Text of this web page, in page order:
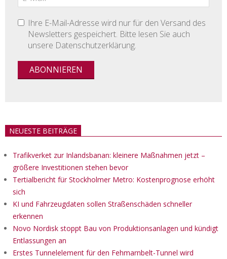
Ihre E-Mail-Adresse wird nur für den Versand des
Newsletters gespeichert. Bitte lesen Sie auch
unsere Datenschutzerklärung.
NEUESTE BEITRÄGE
Trafikverket zur Inlandsbanan: kleinere Maßnahmen jetzt –
größere Investitionen stehen bevor
Tertialbericht für Stockholmer Metro: Kostenprognose erhöht
sich
KI und Fahrzeugdaten sollen Straßenschäden schneller
erkennen
Novo Nordisk stoppt Bau von Produktionsanlagen und kündigt
Entlassungen an
Erstes Tunnelelement für den Fehmarnbelt-Tunnel wird